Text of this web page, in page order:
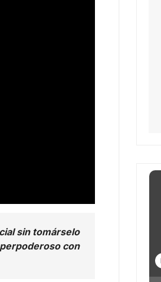
sin tomárselo
con